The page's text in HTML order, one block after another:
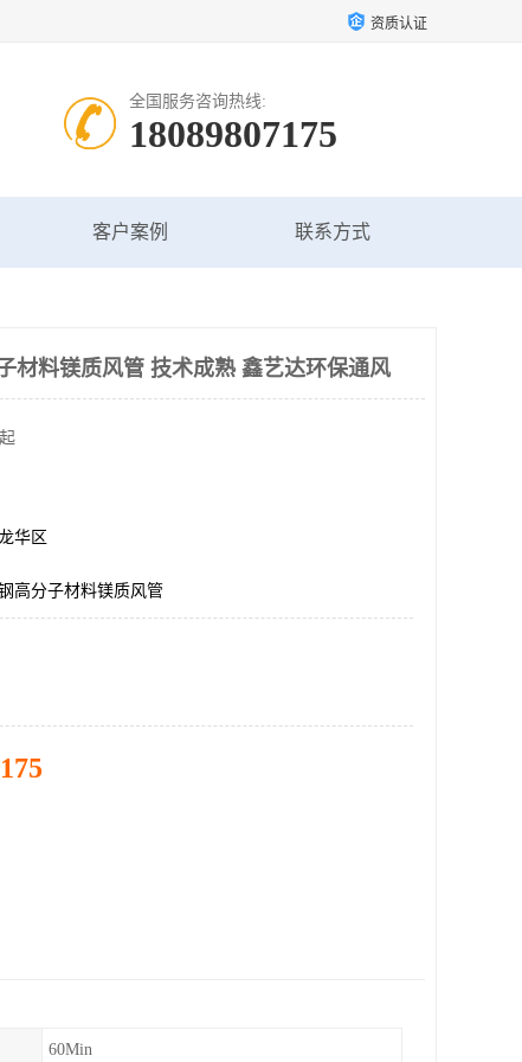
资质认证
全国服务咨询热线:
18089807175
客户案例 联系方式
材料镁质风管 技术成熟 鑫艺达环保通风
华区
高分子材料镁质风管
60Min